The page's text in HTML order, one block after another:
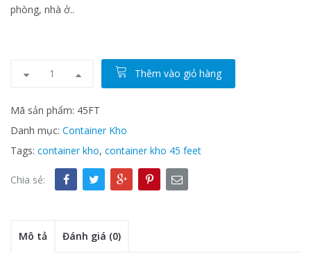
phòng, nhà ở..
Thêm vào giỏ hàng
Mã sản phẩm: 45FT
Danh mục: Container Kho
Tags: container kho, container kho 45 feet
Chia sẻ:
Mô tả Đánh giá (0)